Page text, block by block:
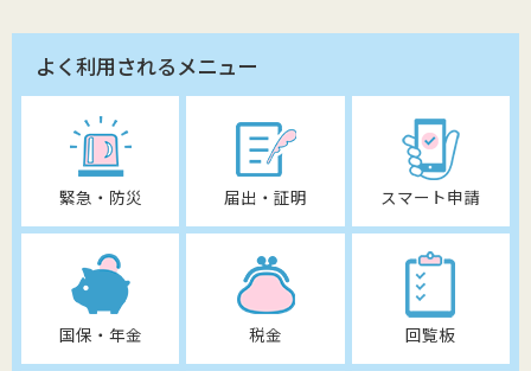
よく利用されるメニュー
緊急・防災 届出・証明 スマート申請
国保・年金 税金 回覧板